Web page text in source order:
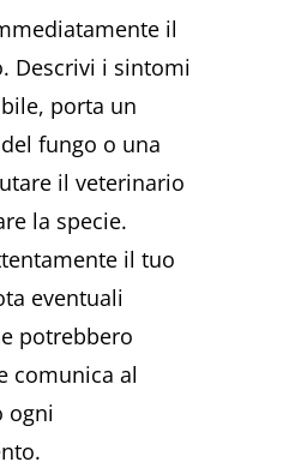
il
Descrivi i sintomi
porta un
fungo o una
il veterinario
la specie.
il tuo
eventuali
potrebbero
comunica al
ogni